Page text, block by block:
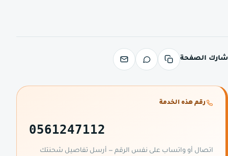
شارك الصفحة
رقم هذه الخدمة
0561247112
اتصال أو واتساب على نفس الرقم — أرسل تفاصيل شحنتك